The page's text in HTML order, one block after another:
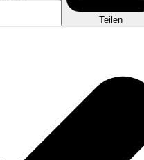
Teilen